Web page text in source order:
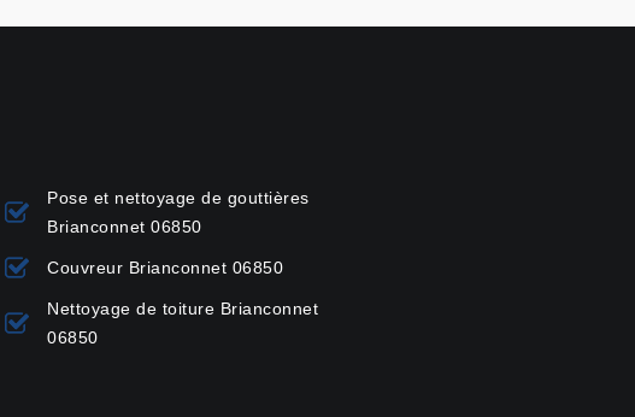
Pose et nettoyage de gouttières
Brianconnet 06850
Couvreur Brianconnet 06850
Nettoyage de toiture Brianconnet
06850